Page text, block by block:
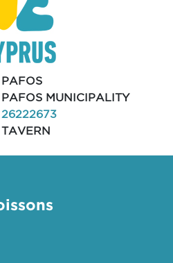
PAFOS
PAFOS MUNICIPALITY
26222673
TAVERN